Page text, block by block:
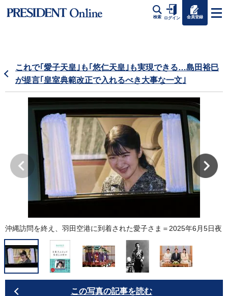
検索 ログイン 会員登録
これで｢愛子天皇｣も｢悠仁天皇｣も実現できる…島田裕巳
が提言｢皇室典範改正で入れるべき大事な一文｣
沖縄訪問を終え、羽田空港に到着された愛子さま＝2025年6月5日夜
この写真の記事を読む